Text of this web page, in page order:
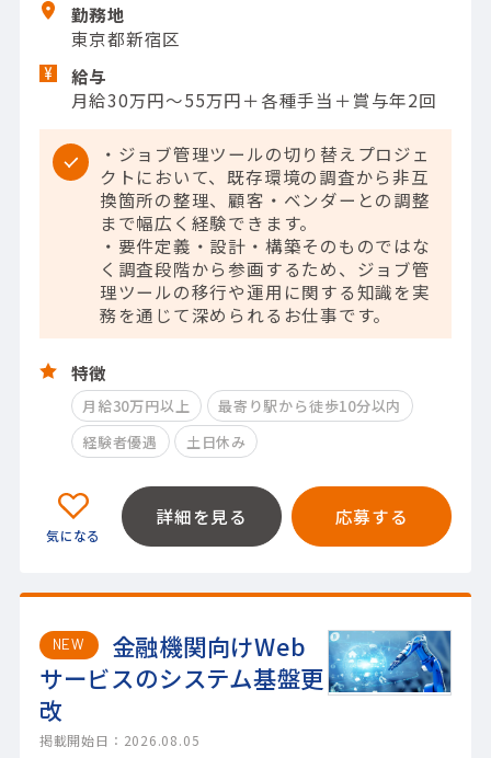
勤務地
東京都新宿区
給与
月給30万円～55万円＋各種手当＋賞与年2回
・ジョブ管理ツールの切り替えプロジェ
クトにおいて、既存環境の調査から非互
換箇所の整理、顧客・ベンダーとの調整
まで幅広く経験できます。
・要件定義・設計・構築そのものではな
く調査段階から参画するため、ジョブ管
理ツールの移行や運用に関する知識を実
務を通じて深められるお仕事です。
特徴
月給30万円以上
最寄り駅から徒歩10分以内
経験者優遇
土日休み
詳細を見る 応募する
NEW
金融機関向けWeb
サービスのシステム基盤更
改
掲載開始日：2026.08.05